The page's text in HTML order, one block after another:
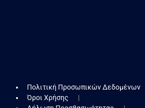
Πολιτική Προσωπικών Δεδομένων
Όροι Χρήσης